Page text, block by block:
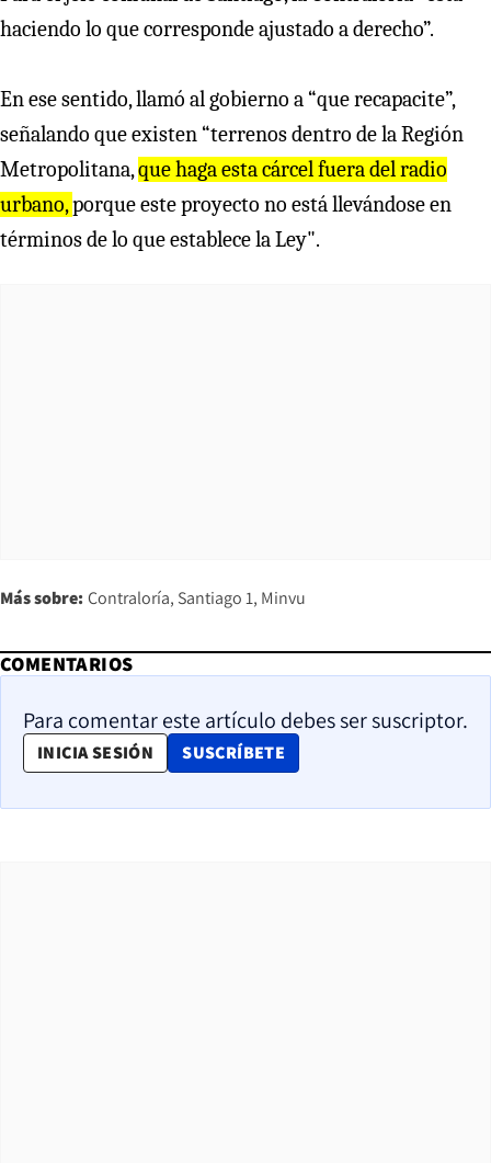
haciendo lo que corresponde ajustado a derecho”.
En ese sentido, llamó al gobierno a “que recapacite”,
señalando que existen “terrenos dentro de la Región
Metropolitana,que haga esta cárcel fuera del radio
urbano,porque este proyecto no está llevándose en
términos de lo que establece la Ley".
Más sobre: Contraloría Santiago 1 Minvu
COMENTARIOS
Para comentar este artículo debes ser suscriptor.
INICIA SESIÓN SUSCRÍBETE
OPENS IN NEW WINDOW